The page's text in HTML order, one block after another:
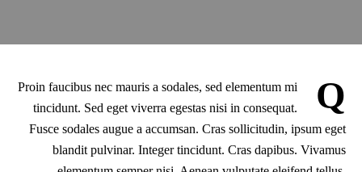
Q
Proin faucibus nec mauris a sodales, sed elementum mi
tincidunt. Sed eget viverra egestas nisi in consequat.
Fusce sodales augue a accumsan. Cras sollicitudin, ipsum eget
blandit pulvinar. Integer tincidunt. Cras dapibus. Vivamus